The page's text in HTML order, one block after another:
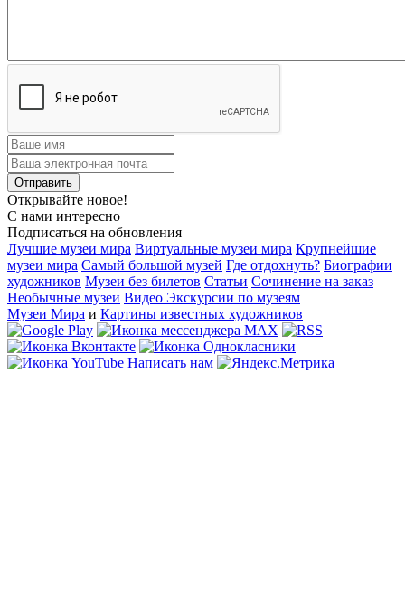
Открывайте новое!
С нами интересно
Подписаться на обновления
Лучшие музеи мира Виртуальные музеи мира Крупнейшие
музеи мира Самый большой музей Где отдохнуть? Биографии
художников Музеи без билетов Статьи Сочинение на заказ
Необычные музеи Видео Экскурсии по музеям
Музеи Мира и Картины известных художников
Написать нам